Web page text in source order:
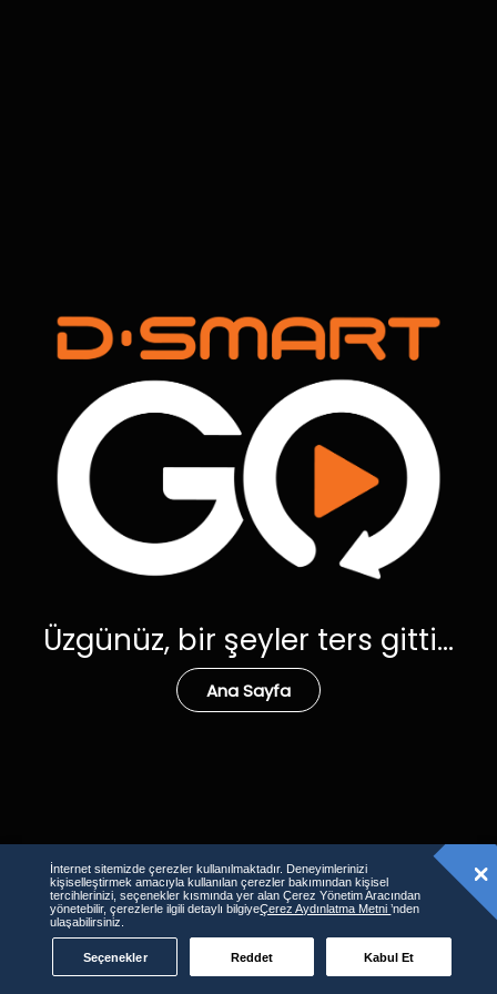
Üzgünüz, bir şeyler ters gitti...
Ana Sayfa
İnternet sitemizde çerezler kullanılmaktadır. Deneyimlerinizi
kişiselleştirmek amacıyla kullanılan çerezler bakımından kişisel
tercihlerinizi, seçenekler kısmında yer alan Çerez Yönetim Aracından
yönetebilir, çerezlerle ilgili detaylı bilgiyeÇerez Aydınlatma Metni’nden
ulaşabilirsiniz.
Seçenekler Reddet Kabul Et